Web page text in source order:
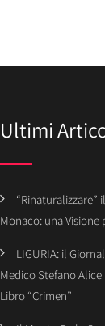
Ultimi
“Rinaturalizzare”
Monaco: una
LIGURIA: il
Medico Stefano
Libro “Crimen”